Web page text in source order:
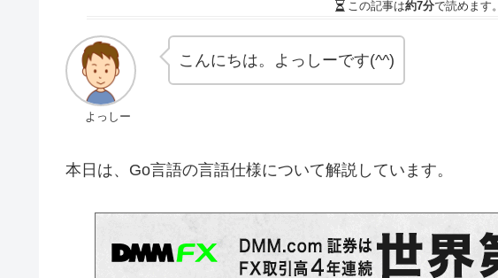
この記事は約7分で読めます。
よっしー
こんにちは。よっしーです(^^)
本日は、Go言語の言語仕様について解説しています。